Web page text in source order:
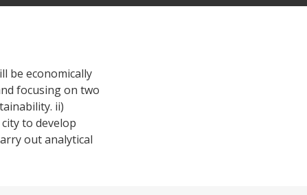
be economically
focusing on two
ii)
to develop
out analytical